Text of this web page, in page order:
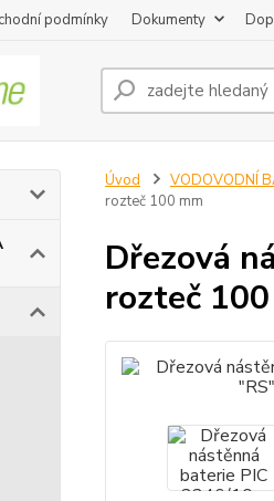
podmínky Dokumenty
Úvod VODOVODNÍ
rozteč 100 mm
Dřezová
rozteč